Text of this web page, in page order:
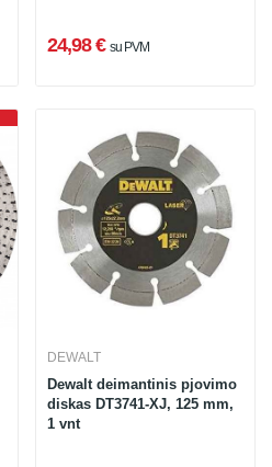
24,98 € su PVM
DEWALT
Dewalt deimantinis pjovimo
diskas DT3741-XJ, 125 mm,
1 vnt